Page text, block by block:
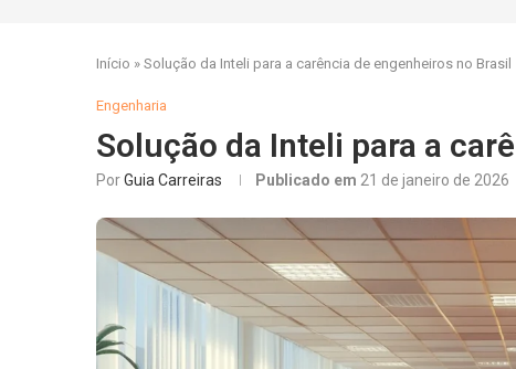
Início » Solução da Inteli para a carência de engenheiros no Brasil
Engenharia
Solução da Inteli para a
PorGuia Carreiras Publicado em 21 de janeiro de 2026